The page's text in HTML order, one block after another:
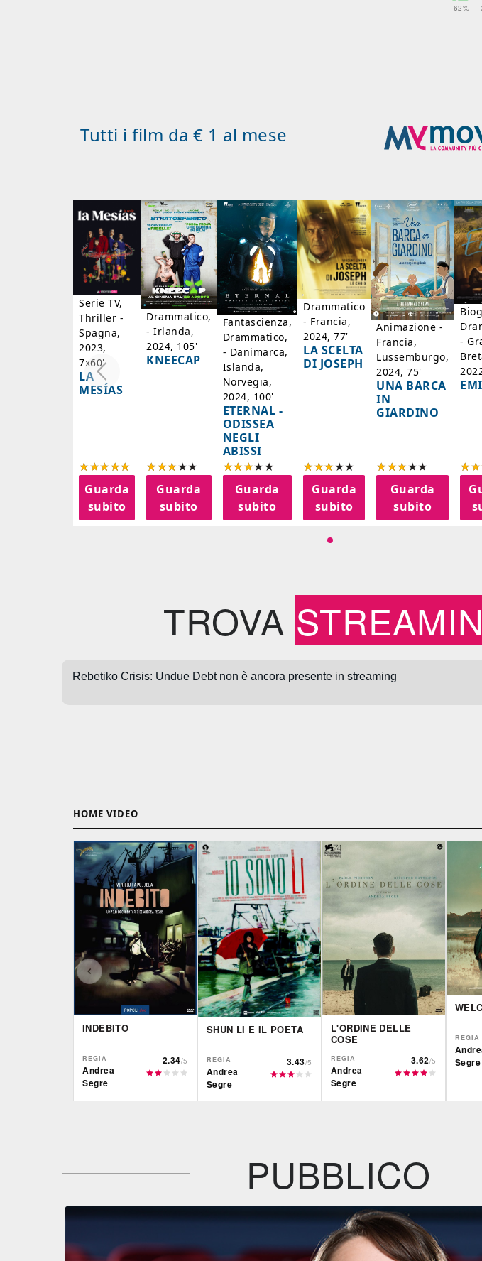
62%
Tutti i film da € 1 al mese
Serie TV,
Thriller -
Spagna,
2023,
7x60'
LA
MESÍAS
Guarda
subito
Drammatico,
- Irlanda,
2024, 105'
KNEECAP
Guarda
subito
Fantascienza,
Drammatico,
- Danimarca,
Islanda,
Norvegia,
2024, 100'
ETERNAL -
ODISSEA
NEGLI
ABISSI
Guarda
subito
Drammatico
- Francia,
2024, 77'
LA SCELTA
DI JOSEPH
Guarda
subito
Animazione -
Francia,
Lussemburgo,
2024, 75'
UNA BARCA
IN
GIARDINO
Guarda
subito
-
TROVA
HOME VIDEO
INDEBITO
REGIA
Andrea
Segre
2.34/5
SHUN LI E IL POETA
REGIA
Andrea
Segre
3.43/5
L'ORDINE DELLE
COSE
REGIA
Andrea
Segre
3.62/5
REGIA
Segre
PUBBLICO